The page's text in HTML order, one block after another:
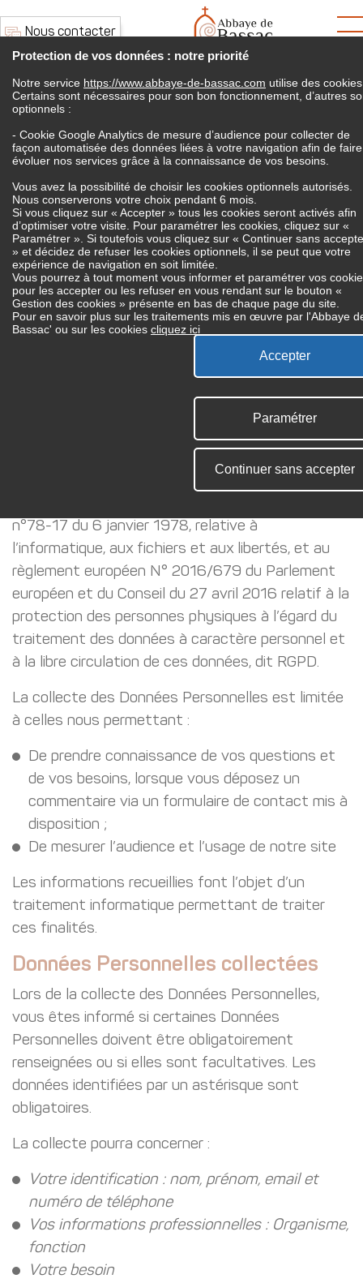
Nous contacter
Politique de confidentialité
Finalité du traitement
Les données personnelles collectées sur le
sitehttps://www.abbaye-de-
permettent de gérer vos contacts
avec l’Abbaye de Bassac, responsable de
Dans une logique de respect de la vie privée de
n°78-17 du 6 janvier 1978, relative à
l’informatique, aux fichiers et aux libertés, et au
règlement européen N° 2016/679 du Parlement
européen et du Conseil du 27 avril 2016 relatif à la
protection des personnes physiques à l’égard du
traitement des données à caractère personnel et
à la libre circulation de ces données, dit RGPD.
La collecte des Données Personnelles est limitée
à celles nous permettant :
De prendre connaissance de vos questions et
de vos besoins, lorsque vous déposez un
commentaire via un formulaire de contact mis à
disposition ;
De mesurer l’audience et l’usage de notre site
Les informations recueillies font l’objet d’un
traitement informatique permettant de traiter
ces finalités.
Données Personnelles collectées
Lors de la collecte des Données Personnelles,
vous êtes informé si certaines Données
Personnelles doivent être obligatoirement
renseignées ou si elles sont facultatives. Les
données identifiées par un astérisque sont
obligatoires.
La collecte pourra concerner :
Votre identification : nom, prénom, email et
numéro de téléphone
Vos informations professionnelles : Organisme,
fonction
Votre besoin
Protection de vos données : notre priorité
Notre service https://www.abbaye-de-bassac.com utilise des
Certains sont nécessaires pour son bon fonctionnement, d’autres
optionnels :
- Cookie Google Analytics de mesure d’audience pour collecter de
façon automatisée des données liées à votre navigation afin de faire
évoluer nos services grâce à la connaissance de vos besoins.
Vous avez la possibilité de choisir les cookies optionnels autorisés.
Nous conserverons votre choix pendant 6 mois.
Si vous cliquez sur « Accepter » tous les cookies seront activés afin
d’optimiser votre visite. Pour paramétrer les cookies, cliquez sur «
Paramétrer ». Si toutefois vous cliquez sur « Continuer sans
» et décidez de refuser les cookies optionnels, il se peut que votre
expérience de navigation en soit limitée.
Vous pourrez à tout moment vous informer et paramétrer vos
pour les accepter ou les refuser en vous rendant sur le bouton «
Gestion des cookies » présente en bas de chaque page du site.
Pour en savoir plus sur les traitements mis en œuvre par l'Abbaye
Bassac' ou sur les cookies cliquez ici
Accepter
Continuer sans accepter
Paramétrer